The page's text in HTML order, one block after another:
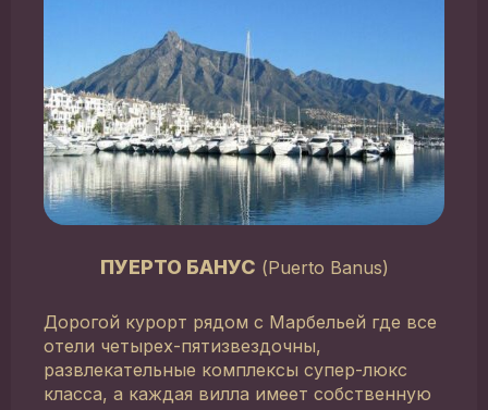
ПУЕРТО БАНУС (Puerto Banus)
Дорогой курорт рядом с Марбельей где все
отели четырех-пятизвездочны,
развлекательные комплексы супер-люкс
класса, а каждая вилла имеет собственную